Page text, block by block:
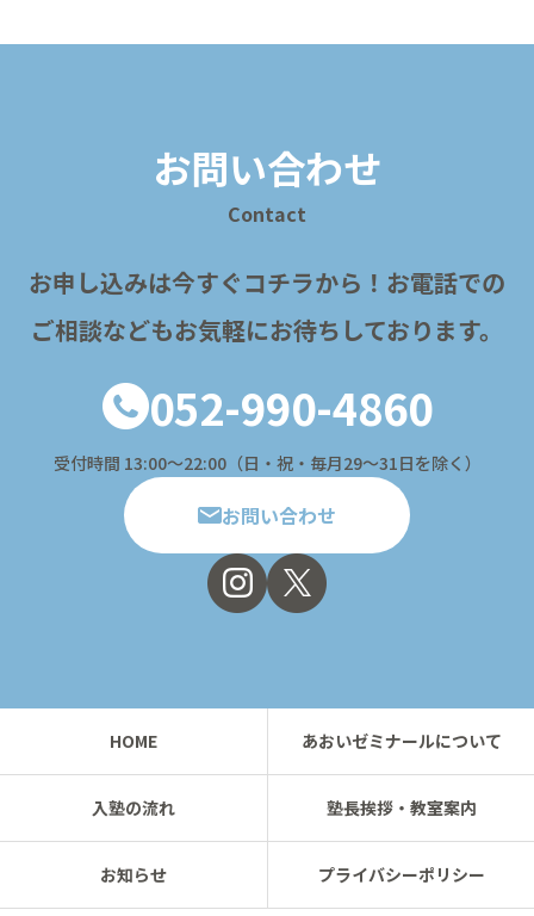
お問い合わせ
Contact
お申し込みは今すぐコチラから！ お電話での
ご相談などもお気軽にお待ちしております。
052-990-4860
受付時間 13:00〜22:00（日・祝・毎月29～31日を除く）
お問い合わせ
HOME あおいゼミナールについて
入塾の流れ 塾長挨拶・教室案内
お知らせ プライバシーポリシー